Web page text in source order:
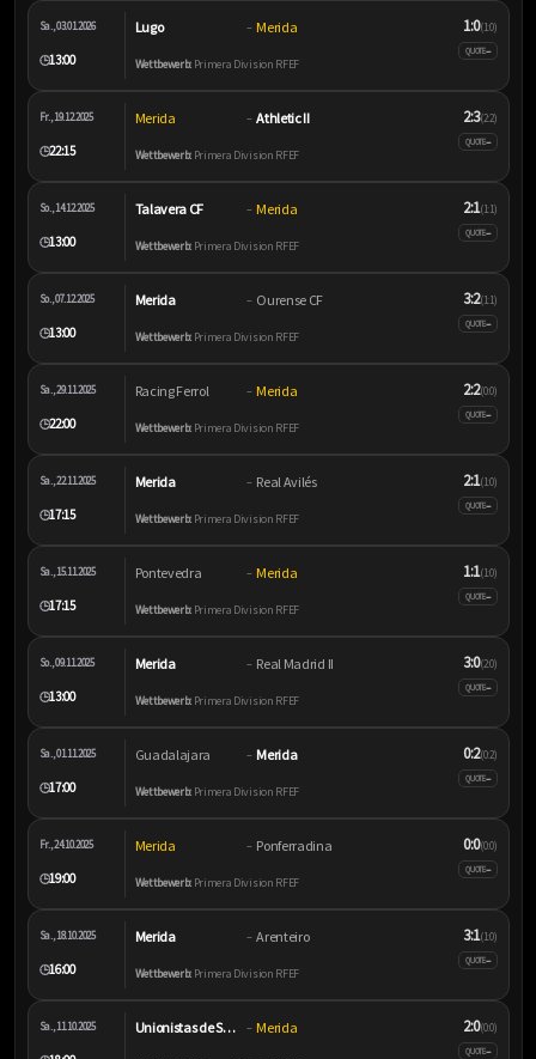
Sa., 03.01.2026
🕒13:00
Lugo – Merida
Wettbewerb:Primera Division RFEF
1:0(1:0)
QUOTE–
Fr., 19.12.2025
🕒22:15
Merida – Athletic II
Wettbewerb:Primera Division RFEF
2:3(2:2)
QUOTE–
So., 14.12.2025
🕒13:00
Talavera CF – Merida
Wettbewerb:Primera Division RFEF
2:1(1:1)
QUOTE–
So., 07.12.2025
🕒13:00
Merida – Ourense CF
Wettbewerb:Primera Division RFEF
3:2(1:1)
QUOTE–
Sa., 29.11.2025
🕒22:00
Racing Ferrol – Merida
Wettbewerb:Primera Division RFEF
2:2(0:0)
QUOTE–
Sa., 22.11.2025
🕒17:15
Merida – Real Avilés
Wettbewerb:Primera Division RFEF
2:1(1:0)
QUOTE–
Sa., 15.11.2025
🕒17:15
Pontevedra – Merida
Wettbewerb:Primera Division RFEF
1:1(1:0)
QUOTE–
So., 09.11.2025
🕒13:00
Merida – Real Madrid II
Wettbewerb:Primera Division RFEF
3:0(2:0)
QUOTE–
Sa., 01.11.2025
🕒17:00
Guadalajara – Merida
Wettbewerb:Primera Division RFEF
0:2(0:2)
QUOTE–
Fr., 24.10.2025
🕒19:00
Merida – Ponferradina
Wettbewerb:Primera Division RFEF
0:0(0:0)
QUOTE–
Sa., 18.10.2025
🕒16:00
Merida – Arenteiro
Wettbewerb:Primera Division RFEF
3:1(1:0)
QUOTE–
Sa., 11.10.2025 Unionistas de Salamanca – Merida 2:0(0:0)
QUOTE–